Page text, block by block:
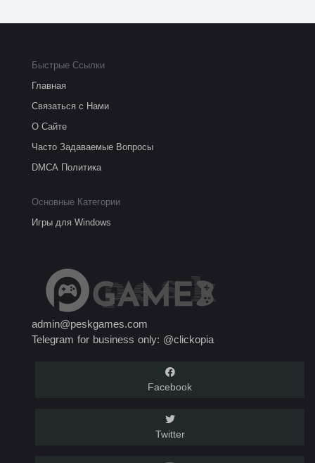
Быстрые Ссылки
Главная
Связаться с Нами
О Сайте
Часто Задаваемые Вопросы
DMCA Политика
Основные Категории
Игры для Windows
admin@peskgames.com
Telegram for business only: @clickopia
Facebook
Twitter